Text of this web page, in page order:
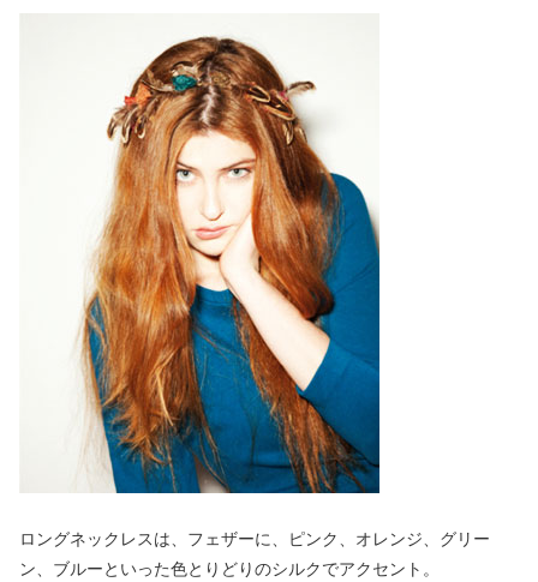
ロングネックレスは、フェザーに、ピンク、オレンジ、グリー
ン、ブルーといった色とりどりのシルクでアクセント。